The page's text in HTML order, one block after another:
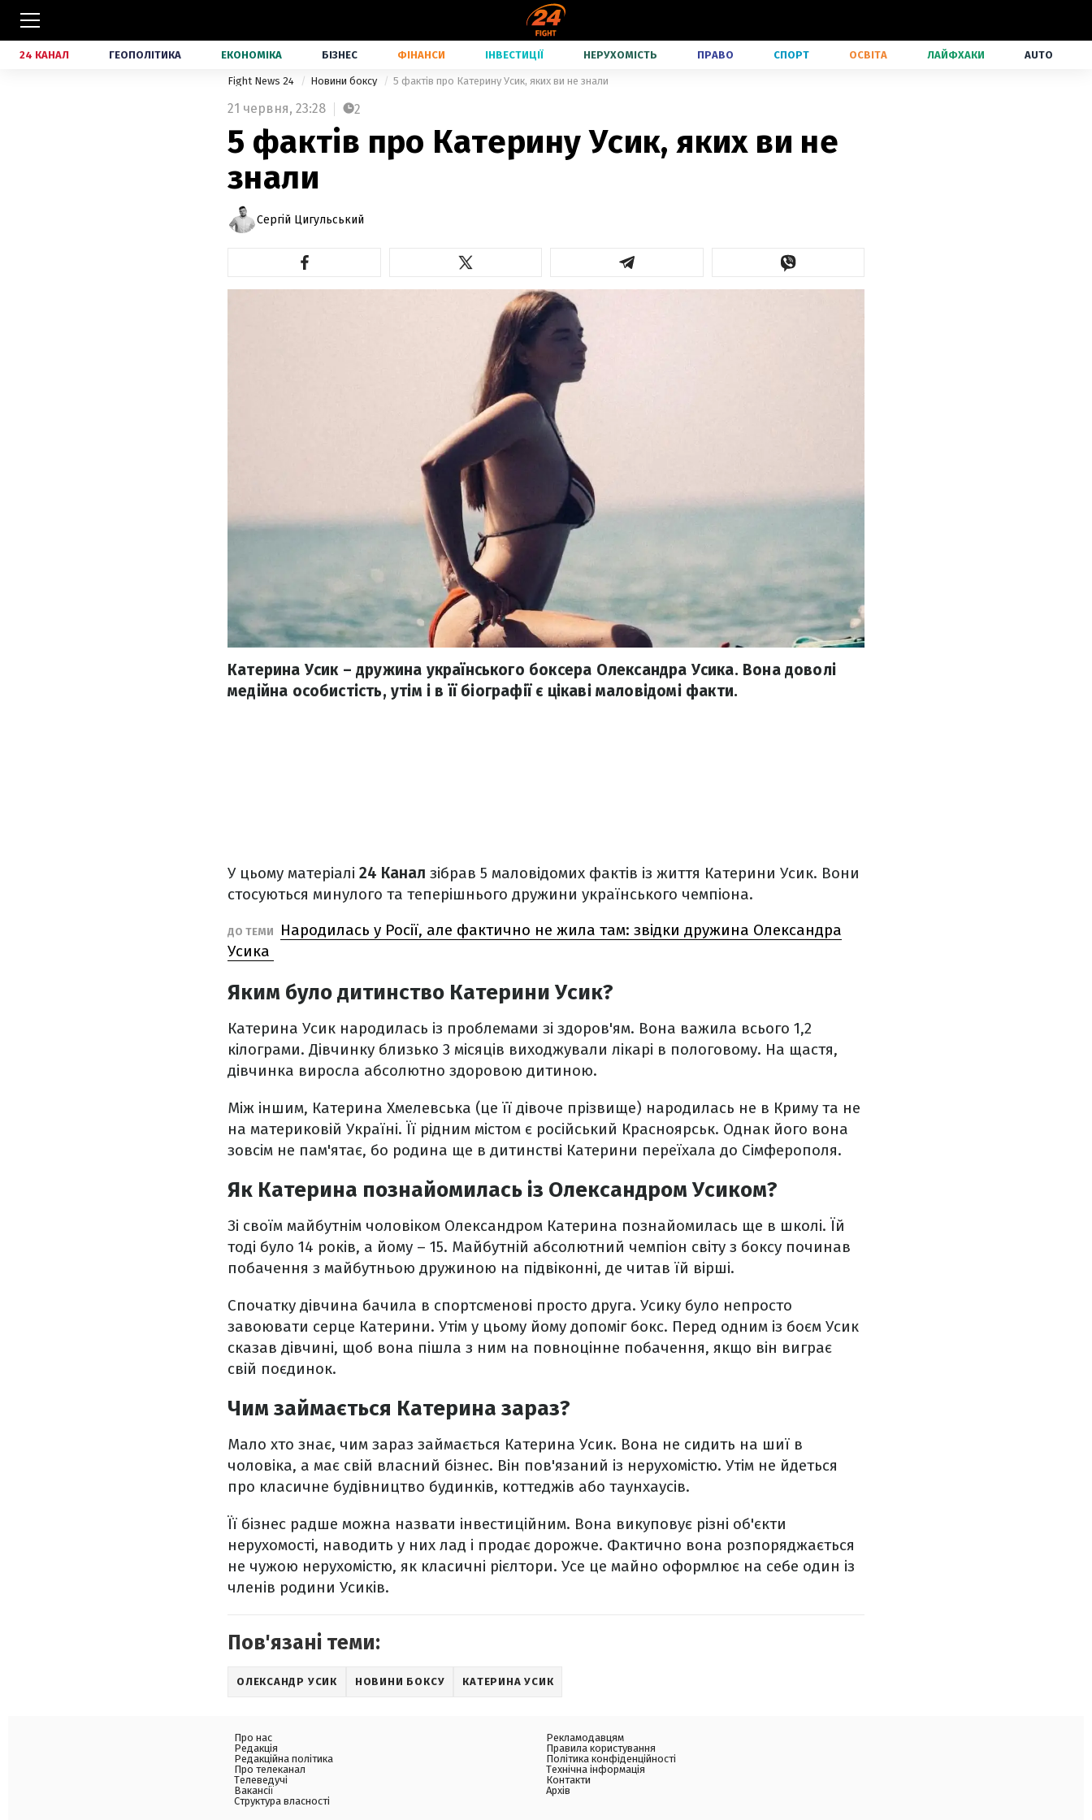
24 КАНАЛ ГЕОПОЛІТИКА ЕКОНОМІКА БІЗНЕС ФІНАНСИ ІНВЕСТИЦІЇ НЕРУХОМІСТЬ ПРАВО СПОРТ ОСВІТА ЛАЙФХАКИ AUTO
Fight News 24 Новини боксу 5 фактів про Катерину Усик, яких ви не знали
21 червня, 23:28 2
5 фактів про Катерину Усик, яких ви не
знали
Сергій Цигульський
Катерина Усик – дружина українського боксера Олександра Усика. Вона доволі
медійна особистість, утім і в її біографії є цікаві маловідомі факти.
У цьому матеріалі 24 Канал зібрав 5 маловідомих фактів із життя Катерини Усик. Вони
стосуються минулого та теперішнього дружини українського чемпіона.
ДО ТЕМИ
Народилась у Росії, але фактично не жила там: звідки дружина Олександра
Усика
Яким було дитинство Катерини Усик?
Катерина Усик народилась із проблемами зі здоров'ям. Вона важила всього 1,2
кілограми. Дівчинку близько 3 місяців виходжували лікарі в пологовому. На щастя,
дівчинка виросла абсолютно здоровою дитиною.
Між іншим, Катерина Хмелевська (це її дівоче прізвище) народилась не в Криму та не
на материковій Україні. Її рідним містом є російський Красноярськ. Однак його вона
зовсім не пам'ятає, бо родина ще в дитинстві Катерини переїхала до Сімферополя.
Як Катерина познайомилась із Олександром Усиком?
Зі своїм майбутнім чоловіком Олександром Катерина познайомилась ще в школі. Їй
тоді було 14 років, а йому – 15. Майбутній абсолютний чемпіон світу з боксу починав
побачення з майбутньою дружиною на підвіконні, де читав їй вірші.
Спочатку дівчина бачила в спортсменові просто друга. Усику було непросто
завоювати серце Катерини. Утім у цьому йому допоміг бокс. Перед одним із боєм Усик
сказав дівчині, щоб вона пішла з ним на повноцінне побачення, якщо він виграє
свій поєдинок.
Чим займається Катерина зараз?
Мало хто знає, чим зараз займається Катерина Усик. Вона не сидить на шиї в
чоловіка, а має свій власний бізнес. Він пов'язаний із нерухомістю. Утім не йдеться
про класичне будівництво будинків, коттеджів або таунхаусів.
Її бізнес радше можна назвати інвестиційним. Вона викуповує різні об'єкти
нерухомості, наводить у них лад і продає дорожче. Фактично вона розпоряджається
не чужою нерухомістю, як класичні рієлтори. Усе це майно оформлює на себе один із
членів родини Усиків.
Пов'язані теми:
ОЛЕКСАНДР УСИК НОВИНИ БОКСУ КАТЕРИНА УСИК
Про нас
Редакція
Редакційна політика
Про телеканал
Телеведучі
Вакансії
Структура власності
Рекламодавцям
Правила користування
Політика конфіденційності
Технічна інформація
Контакти
Архів